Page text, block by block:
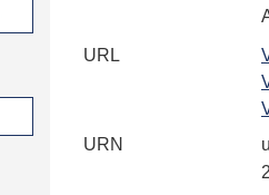
URL
URN